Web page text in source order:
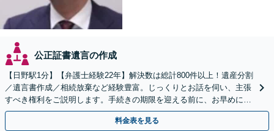
公正証書遺言の作成
【日野駅1分】【弁護士経験22年】解決数は総計800件以上！遺産分割
／遺言書作成／相続放棄など経験豊富。じっくりとお話を伺い、主張
すべき権利をご説明します。手続きの期限を迎える前に、お早めにご
相談ください【初回相談無料】【オンライン相談可】
料金表を見る